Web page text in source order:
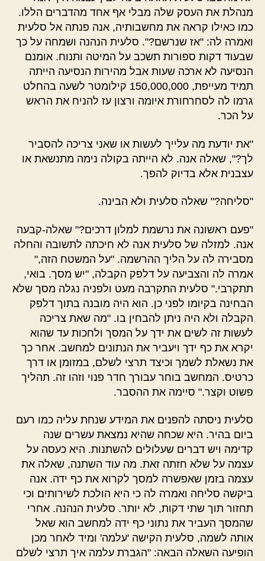
מנהלת את העסק שלה מבלי אף אחד מהדברים הללו.
כמו כאילו קראה את מחשבותיה, אנה פנתה אל סלעית
ואמרה לה: "אז שנרשם?". סלעית הנהנה ושמחה על כך
שבעוד דקות ספורות תשכב על המיטה ותנוח. אומנם
הנסיעה לא ארכה שעות אבל מהירות הנסיעה הייתה
תמיד מעייפת, 150,000,000 קילומטר לשעה בהחלט
גרמו לה לסחרחורת איומה ורצון עז להניח את הראש
על הכר.
"את יודעת מה עלייך לעשות או שאני צריכה להסביר
לך?", שאלה אנה. לא הייתה בקולה נימה מתנשאת או
עצבנית אלא בדיוק להפך.
"סליחה?" שאלה סלעית ולא הבינה.
"פעם ראשונה את נרשמת למלון דרכים?" שאלה-קבעה
אנה. למזלה של סלעית אנה לא חיכתה לתשובה והחלה
מסבירה לה על הליך ההרשמה. "על המשטח הזה,"
אמרה לה והצביעה על דלפק הקבלה, "יש מסך. בואי,
תתקרבי." סלעית התקרבה מעט ולפניה נגלה מסך שלא
הבחינה בקיומו לפני כן. הוא היה מובנה בתוך דלפק
הקבלה ולא היה ניתן להבחין בו. "מה שאת צריכה
לעשות זה לשים את ידך על המסך ולחכות עד שהוא
יקרא את כף ידך ויעביר את הנתונים למחשב. אחר כך
את נשאלת לשמך וכיצד תרצי לשלם, במזומן או דרך
כרטיס. המחשב בוחר עבורך חדר פנוי וזהו זה. תהליך
פשוט וקצר." סיימה את ההסבר.
סלעית ניסתה להפנים את המידע שנחת עליה כמו רעם
ביום בהיר. היא שכחה שהיא נמצאת עשרים שנה
קדימה ויש דברים שעלולים להשתנות. היא כעסה על
עצמה על שלא חזתה זאת. מה עוד השתנה, שאלה את
עצמה בזמן שאפשרה למסך לקרוא את כף ידה. אנה
ביקשה סליחה ואמרה לה כי היא הולכת לשירותים וכי
תחזור תוך שתי דקות, לא יותר. סלעית הנהנה. אחרי
שהמסך העביר את נתוני כף ידה למחשב הוא שאל
אותה לשמה, סלעית הקישה 'עלמה' ומיד לאחר מכן
הופיעה השאלה הבאה: "הגברת עלמה איך תרצי לשלם